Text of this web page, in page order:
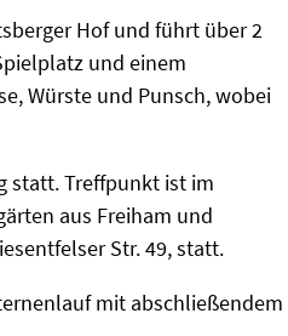
Hof und führt über 2
und einem
Würste und Punsch, wobei
statt. Treffpunkt ist im
aus Freiham und
Str. 49, statt.
mit abschließendem